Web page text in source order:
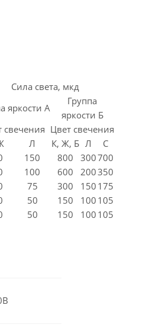
Сила света, мкд
яркости А
Группа
яркости Б
свечения Цвет свечения
Л К, Ж, Б Л
С
150 800 300700
100 600 200350
75 300 150 175
50 150 100 105
50 150 100 105